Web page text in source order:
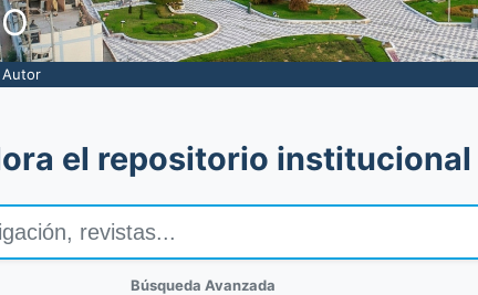
el repositorio institucional
Búsqueda Avanzada